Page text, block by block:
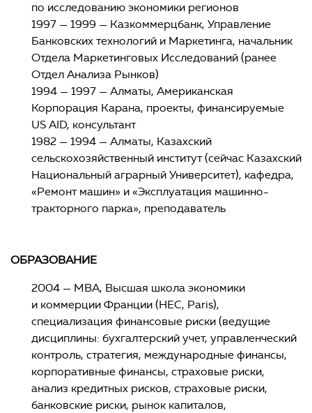
по исследованию экономики регионов
1997 — 1999 — Казкоммерцбанк, Управление
Банковских технологий и Маркетинга, начальник
Отдела Маркетинговых Исследований (ранее
Отдел Анализа Рынков)
1994 — 1997 — Алматы, Американская
Корпорация Карана, проекты, финансируемые
US AID, консультант
1982 — 1994 — Алматы, Казахский
сельскохозяйственный институт (сейчас Казахский
Национальный аграрный Университет), кафедра,
«Ремонт машин» и «Эксплуатация машинно-
тракторного парка», преподаватель
ОБРАЗОВАНИЕ
2004 — МВА, Высшая школа экономики
и коммерции Франции (НЕС, Paris),
специализация финансовые риски (ведущие
дисциплины: бухгалтерский учет, управленческий
контроль, стратегия, международные финансы,
корпоративные финансы, страховые риски,
анализ кредитных рисков, страховые риски,
банковские риски, рынок капиталов,